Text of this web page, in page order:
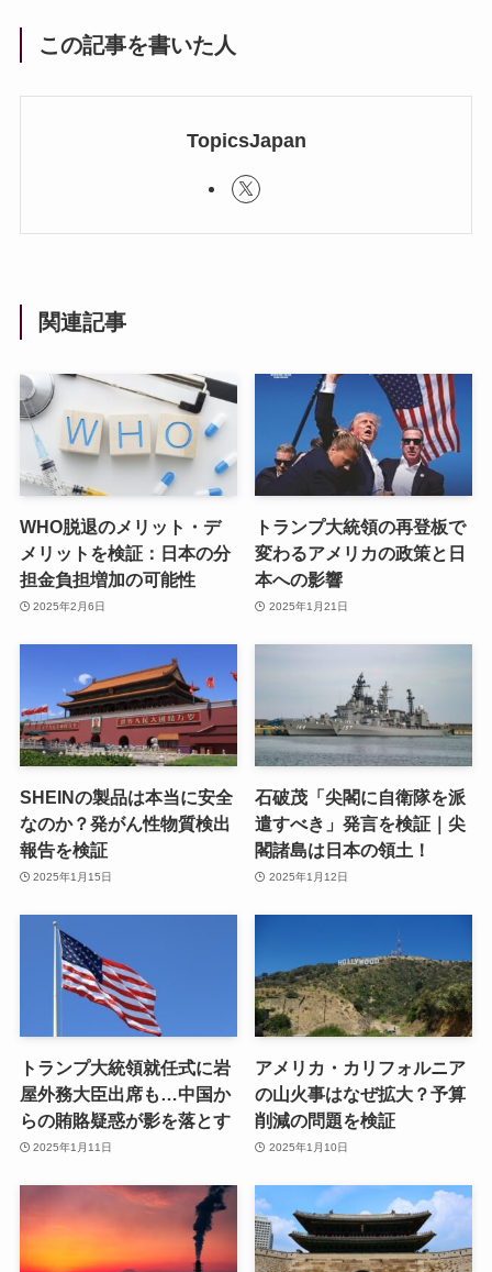
この記事を書いた人
TopicsJapan
関連記事
WHO脱退のメリット・デ
メリットを検証：日本の分
担金負担増加の可能性
2025年2月6日
トランプ大統領の再登板で
変わるアメリカの政策と日
本への影響
2025年1月21日
SHEINの製品は本当に安全
なのか？発がん性物質検出
報告を検証
2025年1月15日
石破茂「尖閣に自衛隊を派
遣すべき」発言を検証｜尖
閣諸島は日本の領土！
2025年1月12日
トランプ大統領就任式に岩
屋外務大臣出席も…中国か
らの賄賂疑惑が影を落とす
2025年1月11日
アメリカ・カリフォルニア
の山火事はなぜ拡大？予算
削減の問題を検証
2025年1月10日